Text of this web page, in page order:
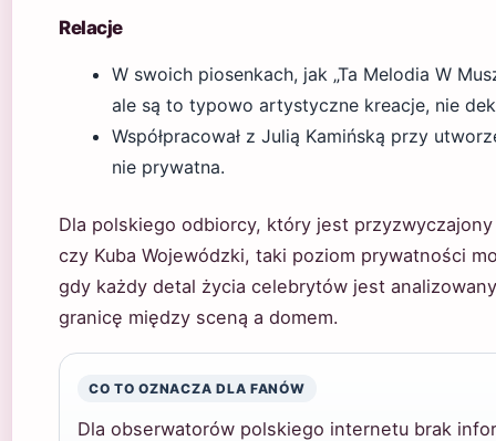
Relacje
W swoich piosenkach, jak „Ta Melodia W
ale są to typowo artystyczne kreacje, nie
Współpracował z Julią Kamińską przy
nie prywatna.
Dla polskiego odbiorcy, który jest
czy Kuba Wojewódzki, taki poziom prywatności
gdy każdy detal życia celebrytów jest
granicę między sceną a domem.
CO TO OZNACZA DLA FANÓW
Dla obserwatorów polskiego internetu brak